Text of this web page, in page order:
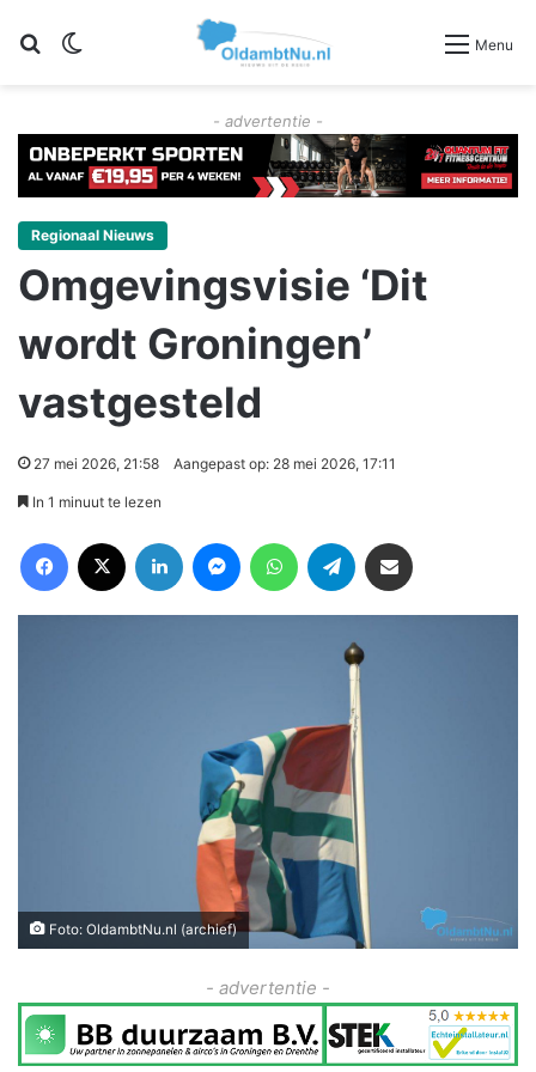
Zoeken Menu
- advertentie -
Regionaal Nieuws
Omgevingsvisie ‘Dit
wordt Groningen’
vastgesteld
27 mei 2026, 21:58 Aangepast op: 28 mei 2026, 17:11
In 1 minuut te lezen
Foto: OldambtNu.nl (archief)
- advertentie -